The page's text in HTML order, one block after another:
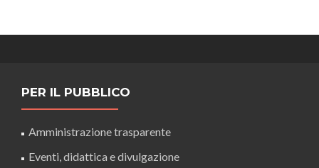
PER IL PUBBLICO
Amministrazione trasparente
Eventi, didattica e divulgazione